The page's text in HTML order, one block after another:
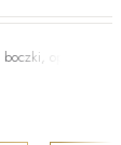
i regeneracja